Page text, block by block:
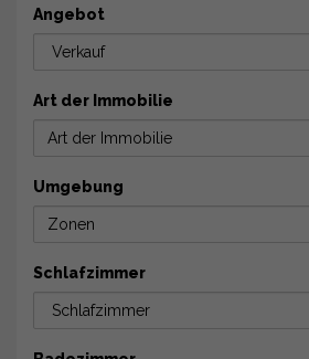
Angebot
Art der Immobilie
Art der Immobilie
Umgebung
Zonen
Schlafzimmer